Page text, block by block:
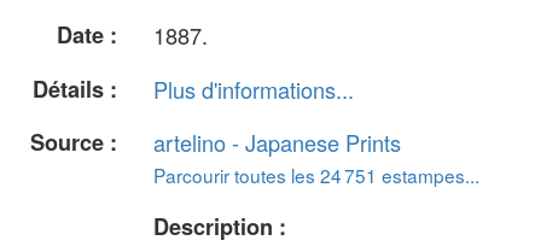
Date :
1887.
Détails :
Plus d'informations...
Source :
artelino - Japanese Prints
Parcourir toutes les 24 751 estampes...
Description :